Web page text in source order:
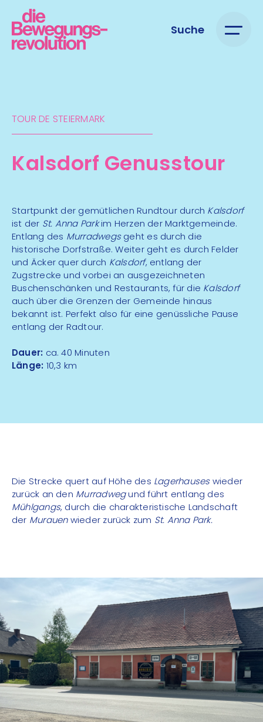
Suche
TOUR DE STEIERMARK​
Kalsdorf Genusstour
Startpunkt der gemütlichen Rundtour durch Kalsdorf
ist der St. Anna Parkim Herzen der Marktgemeinde.
Entlang des Murradwegsgeht es durch die
historische Dorfstraße. Weiter geht es durch Felder
und Äcker quer durch Kalsdorf, entlang der
Zugstrecke und vorbei an ausgezeichneten
Buschenschänken und Restaurants, für die Kalsdorf
auch über die Grenzen der Gemeinde hinaus
bekannt ist. Perfekt also für eine genüssliche Pause
entlang der Radtour.
Dauer: ca. 40 Minuten
Länge: 10,3 km
Die Strecke quert auf Höhe des Lagerhauseswieder
zurück an den Murradwegund führt entlang des
Mühlgangs, durch die charakteristische Landschaft
der Murauenwieder zurück zum St. Anna Park.